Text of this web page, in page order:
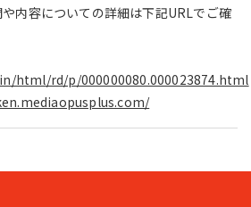
内容についての詳細は下記URLでご確
html/rd/p/000000080.000023874.html